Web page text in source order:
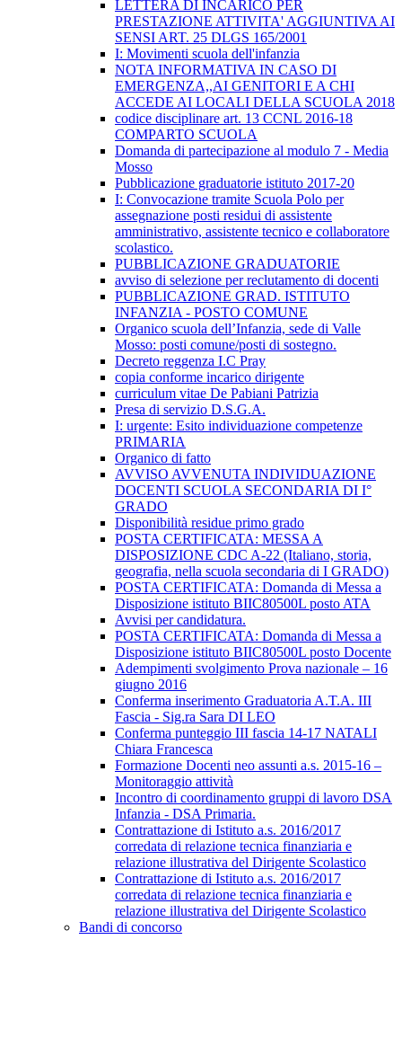
LETTERA DI INCARICO PER
PRESTAZIONE ATTIVITA' AGGIUNTIVA AI
SENSI ART. 25 DLGS 165/2001
I: Movimenti scuola dell'infanzia
NOTA INFORMATIVA IN CASO DI
EMERGENZA,,AI GENITORI E A CHI
ACCEDE AI LOCALI DELLA SCUOLA 2018
codice disciplinare art. 13 CCNL 2016-18
COMPARTO SCUOLA
Domanda di partecipazione al modulo 7 - Media
Mosso
Pubblicazione graduatorie istituto 2017-20
I: Convocazione tramite Scuola Polo per
assegnazione posti residui di assistente
amministrativo, assistente tecnico e collaboratore
scolastico.
PUBBLICAZIONE GRADUATORIE
avviso di selezione per reclutamento di docenti
PUBBLICAZIONE GRAD. ISTITUTO
INFANZIA - POSTO COMUNE
Organico scuola dell’Infanzia, sede di Valle
Mosso: posti comune/posti di sostegno.
Decreto reggenza I.C Pray
copia conforme incarico dirigente
curriculum vitae De Pabiani Patrizia
Presa di servizio D.S.G.A.
I: urgente: Esito individuazione competenze
PRIMARIA
Organico di fatto
AVVISO AVVENUTA INDIVIDUAZIONE
DOCENTI SCUOLA SECONDARIA DI I°
GRADO
Disponibilità residue primo grado
POSTA CERTIFICATA: MESSA A
DISPOSIZIONE CDC A-22 (Italiano, storia,
geografia, nella scuola secondaria di I GRADO)
POSTA CERTIFICATA: Domanda di Messa a
Disposizione istituto BIIC80500L posto ATA
Avvisi per candidatura.
POSTA CERTIFICATA: Domanda di Messa a
Disposizione istituto BIIC80500L posto Docente
Adempimenti svolgimento Prova nazionale – 16
giugno 2016
Conferma inserimento Graduatoria A.T.A. III
Fascia - Sig.ra Sara DI LEO
Conferma punteggio III fascia 14-17 NATALI
Chiara Francesca
Formazione Docenti neo assunti a.s. 2015-16 –
Monitoraggio attività
Incontro di coordinamento gruppi di lavoro DSA
Infanzia - DSA Primaria.
Contrattazione di Istituto a.s. 2016/2017
corredata di relazione tecnica finanziaria e
relazione illustrativa del Dirigente Scolastico
Contrattazione di Istituto a.s. 2016/2017
corredata di relazione tecnica finanziaria e
relazione illustrativa del Dirigente Scolastico
Bandi di concorso